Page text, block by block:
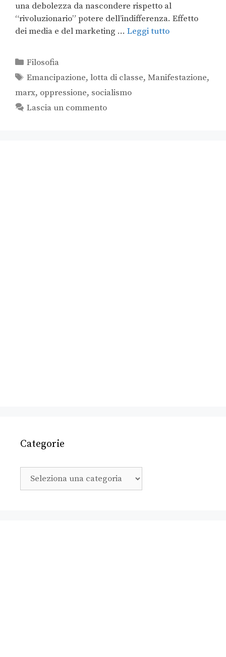
una debolezza da nascondere rispetto al
“rivoluzionario” potere dell’indifferenza. Effetto
dei media e del marketing … Leggi tutto
Filosofia
Emancipazione,lotta di classe,Manifestazione,
marx, oppressione, socialismo
Lascia un commento
Categorie